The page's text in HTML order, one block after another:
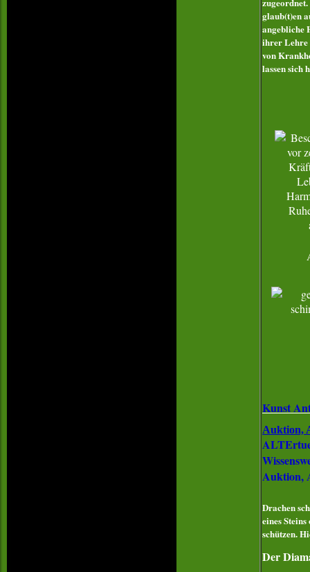
glaub(t)en
angebliche
ihrer Lehre
von
lassen sich
Kunst
Auktion,
Auktion,
Drachen
eines
schützen.
Der